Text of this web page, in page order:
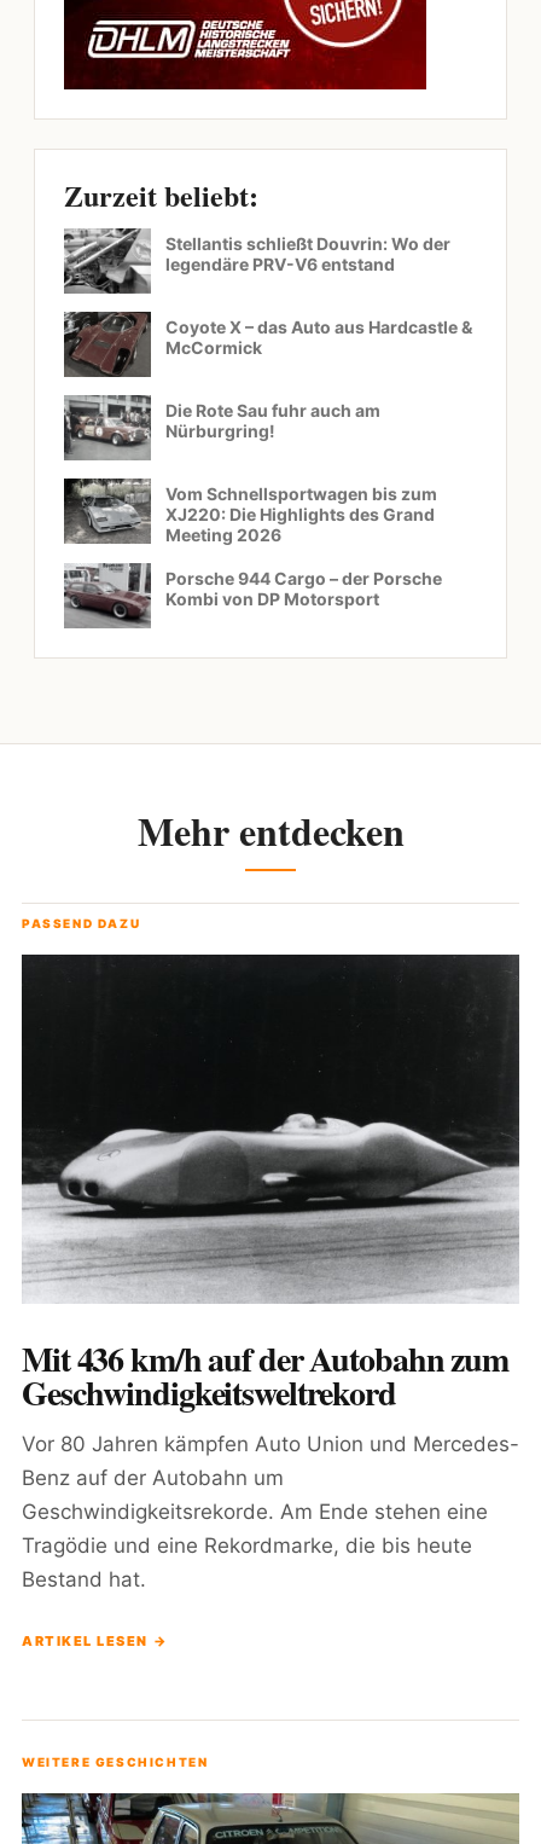
Zurzeit beliebt:
Stellantis schließt Douvrin: Wo der
legendäre PRV-V6 entstand
Coyote X – das Auto aus Hardcastle &
McCormick
Die Rote Sau fuhr auch am
Nürburgring!
Vom Schnellsportwagen bis zum
XJ220: Die Highlights des Grand
Meeting 2026
Porsche 944 Cargo – der Porsche
Kombi von DP Motorsport
Mehr entdecken
PASSEND DAZU
Mit 436 km/h auf der Autobahn zum
Geschwindigkeitsweltrekord
Vor 80 Jahren kämpfen Auto Union und Mercedes-
Benz auf der Autobahn um
Geschwindigkeitsrekorde. Am Ende stehen eine
Tragödie und eine Rekordmarke, die bis heute
Bestand hat.
ARTIKEL LESEN →
WEITERE GESCHICHTEN